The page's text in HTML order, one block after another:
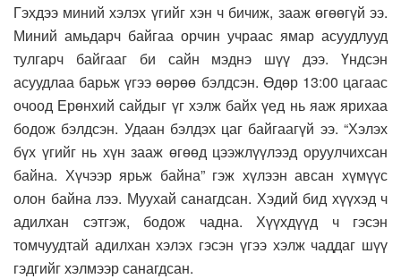
Гэхдээ миний хэлэх үгийг хэн ч бичиж, зааж өгөөгүй ээ.
Миний амьдарч байгаа орчин учраас ямар асуудлууд
тулгарч байгааг би сайн мэднэ шүү дээ. Үндсэн
асуудлаа барьж үгээ өөрөө бэлдсэн. Өдөр 13:00 цагаас
очоод Ерөнхий сайдыг үг хэлж байх үед нь яаж ярихаа
бодож бэлдсэн. Удаан бэлдэх цаг байгаагүй ээ. “Хэлэх
бүх үгийг нь хүн зааж өгөөд цээжлүүлээд оруулчихсан
байна. Хүчээр ярьж байна” гэж хүлээн авсан хүмүүс
олон байна лээ. Муухай санагдсан. Хэдий бид хүүхэд ч
адилхан сэтгэж, бодож чадна. Хүүхдүүд ч гэсэн
томчуудтай адилхан хэлэх гэсэн үгээ хэлж чаддаг шүү
гэдгийг хэлмээр санагдсан.